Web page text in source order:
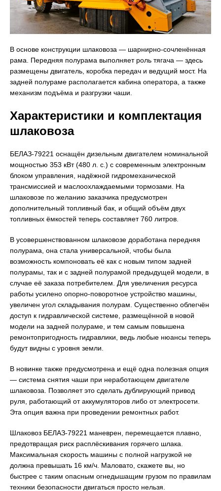
В основе конструкции шлаковоза — шарнирно-сочленённая
рама. Передняя полурама выполняет роль тягача — здесь
размещены двигатель, коробка передач и ведущий мост. На
задней полураме располагается кабина оператора, а также
механизм подъёма и разгрузки чаши.
Характеристики и комплектация
шлаковоза
БЕЛАЗ-79221 оснащён дизельным двигателем номинальной
мощностью 353 кВт (480 л. с.) с современным электронным
блоком управления, надёжной гидромеханической
трансмиссией и маслоохлаждаемыми тормозами. На
шлаковозе по желанию заказчика предусмотрен
дополнительный топливный бак, и общий объём двух
топливных ёмкостей теперь составляет 760 литров.
В усовершенствованном шлаковозе доработана передняя
полурама, она стала универсальной, чтобы была
возможность компоновать её как с новым типом задней
полурамы, так и с задней полурамой предыдущей модели, в
случае её заказа потребителем. Для увеличения ресурса
работы усилено опорно-поворотное устройство машины,
увеличен угол складывания полурам. Существенно облегчён
доступ к гидравлической системе, размещённой в новой
модели на задней полураме, и тем самым повышена
ремонтопригодность гидравлики, ведь любые нюансы теперь
будут видны с уровня земли.
В новинке также предусмотрена и ещё одна полезная опция
— система снятия чаши при неработающем двигателе
шлаковоза. Позволяет это сделать дублирующий привод
руля, работающий от аккумуляторов либо от электросети.
Эта опция важна при проведении ремонтных работ.
Шлаковоз БЕЛАЗ-79221 маневрен, перемещается плавно,
предотвращая риск расплёскивания горячего шлака.
Максимальная скорость машины с полной нагрузкой не
должна превышать 16 км/ч. Маловато, скажете вы, но
быстрее с таким опасным огнедышащим грузом по правилам
техники безопасности двигаться просто нельзя.